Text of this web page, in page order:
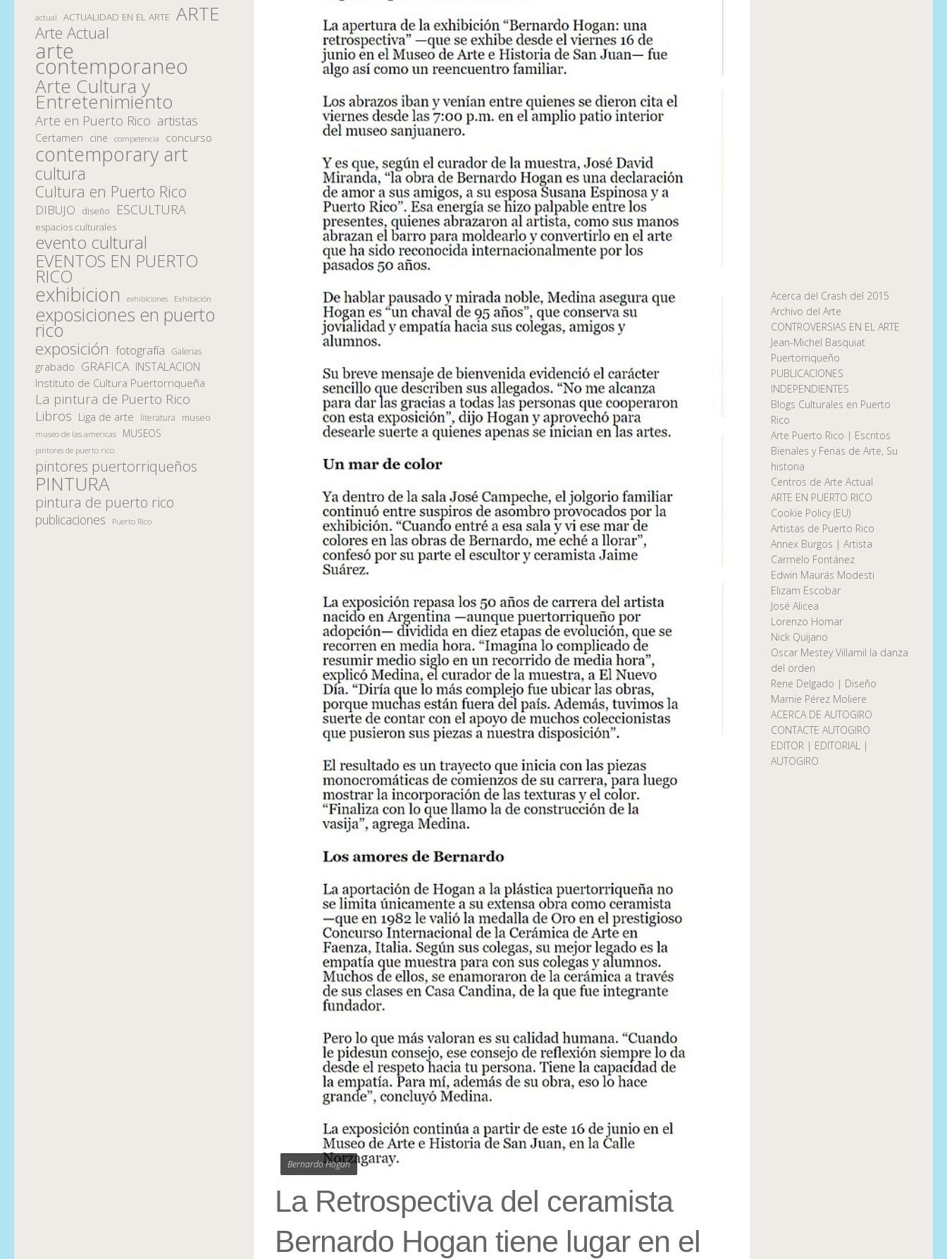
Bernardo Hogan
La Retrospectiva del ceramista
Bernardo Hogan tiene lugar en el
actual ACTUALIDAD EN EL ARTE ARTE
Arte Actual
arte
contemporaneo
Arte Cultura y
Entretenimiento
Arte en Puerto Rico artistas
Certamen cine competencia concurso
contemporary art
cultura
Cultura en Puerto Rico
DIBUJO diseño ESCULTURA
espacios culturales
evento cultural
EVENTOS EN PUERTO
RICO
exhibicion exhibiciones Exhibición
exposiciones en puerto
rico
exposición fotografía Galerias
grabado GRAFICA INSTALACION
Instituto de Cultura Puertorriqueña
La pintura de Puerto Rico
Libros Liga de arte literatura museo
museo de las americas MUSEOS
pintores de puerto rico
pintores puertorriqueños
PINTURA
pintura de puerto rico
publicaciones Puerto Rico
Acerca del Crash del 2015
Archivo del Arte
CONTROVERSIAS EN EL ARTE
Jean-Michel Basquiat
Puertorriqueño
PUBLICACIONES
INDEPENDIENTES
Blogs Culturales en Puerto
Rico
Arte Puerto Rico | Escritos
Bienales y Ferias de Arte, Su
historia
Centros de Arte Actual
ARTE EN PUERTO RICO
Cookie Policy (EU)
Artistas de Puerto Rico
Annex Burgos | Artista
Carmelo Fontánez
Edwin Maurás Modesti
Elizam Escobar
José Alicea
Lorenzo Homar
Nick Quijano
Oscar Mestey Villamil la danza
del orden
Rene Delgado | Diseño
Marnie Pérez Moliere
ACERCA DE AUTOGIRO
CONTACTE AUTOGIRO
EDITOR | EDITORIAL |
AUTOGIRO